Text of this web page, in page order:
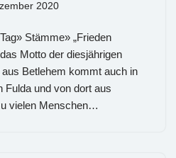
2020
Stämme» „Frieden
Motto der diesjährigen
Betlehem kommt auch in
Fulda und von dort aus
vielen Menschen…